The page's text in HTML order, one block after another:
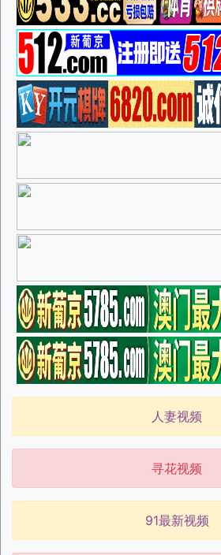
人妻视频
寻花视频
91最新视频